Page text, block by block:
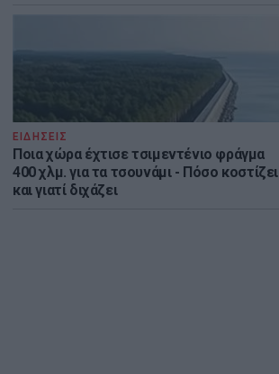
ΕΙΔΗΣΕΙΣ
Ποια χώρα έχτισε τσιμεντένιο φράγμα
400 χλμ. για τα τσουνάμι - Πόσο κοστίζει
και γιατί διχάζει